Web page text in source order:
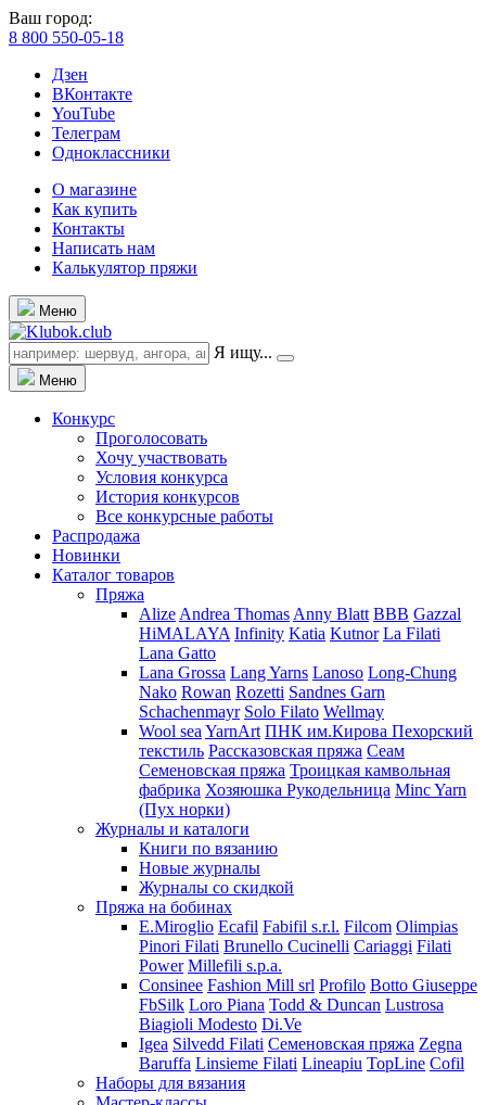
Ваш город:
8 800 550-05-18
Дзен
ВКонтакте
YouTube
Телеграм
Одноклассники
О магазине
Как купить
Контакты
Написать нам
Калькулятор пряжи
Меню
Я ищу...
Меню
Конкурс
Проголосовать
Хочу участвовать
Условия конкурса
История конкурсов
Все конкурсные работы
Распродажа
Новинки
Каталог товаров
Пряжа
Alize Andrea Thomas Anny Blatt BBB Gazzal
HiMALAYA Infinity Katia Kutnor La Filati
Lana Gatto
Lana Grossa Lang Yarns Lanoso Long-Chung
Nako Rowan Rozetti Sandnes Garn
Schachenmayr Solo Filato Wellmay
Wool sea YarnArt ПНК им.Кирова Пехорский
текстиль Рассказовская пряжа Сеам
Семеновская пряжа Троицкая камвольная
фабрика Хозяюшка Рукодельница Minc Yarn
(Пух норки)
Журналы и каталоги
Книги по вязанию
Новые журналы
Журналы со скидкой
Пряжа на бобинах
E.Miroglio Ecafil Fabifil s.r.l. Filcom Olimpias
Pinori Filati Brunello Cucinelli Cariaggi Filati
Power Millefili s.p.a.
Consinee Fashion Mill srl Profilo Botto Giuseppe
FbSilk Loro Piana Todd & Duncan Lustrosa
Biagioli Modesto Di.Ve
Igea Silvedd Filati Семеновская пряжа Zegna
Baruffa Linsieme Filati Lineapiu TopLine Cofil
Наборы для вязания